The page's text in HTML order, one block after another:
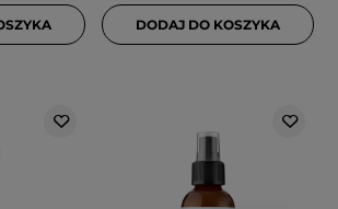
DODAJ DO KOSZYKA